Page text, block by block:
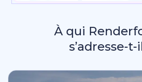
À qui
s’adresse-t-